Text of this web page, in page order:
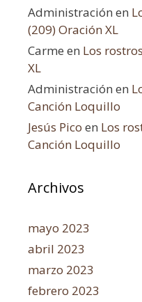
Administración en
(209) Oración XL
Carme en Los
XL
Administración en
Canción Loquillo
Jesús Pico en Los
Canción Loquillo
Archivos
mayo 2023
abril 2023
marzo 2023
febrero 2023